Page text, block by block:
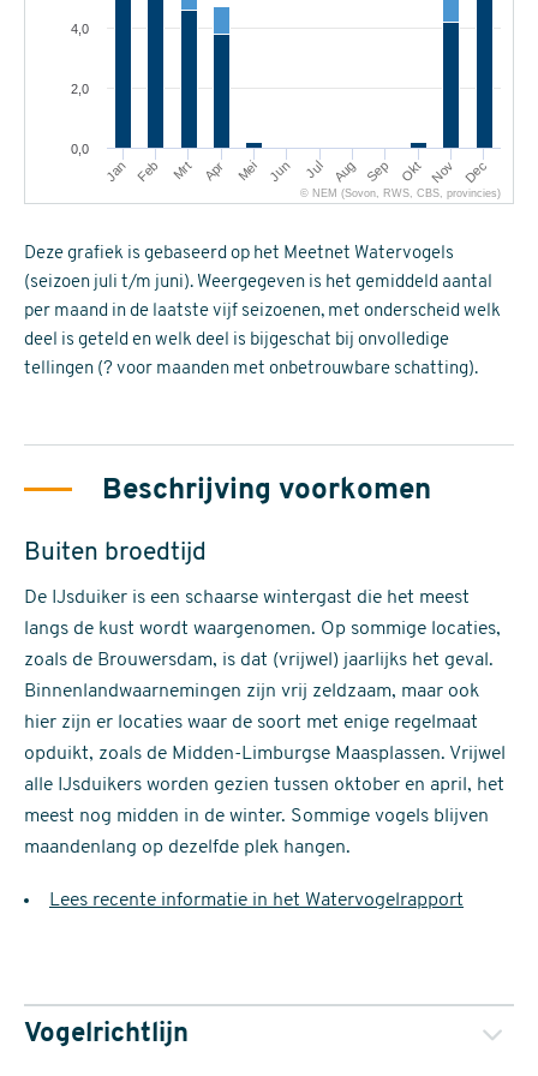
Jan Feb Mrt Apr Mei Jun Jul Aug Sep Okt Nov Dec
0,0
2,0
4,0
© NEM (Sovon, RWS, CBS, provincies)
Deze grafiek is gebaseerd op het Meetnet Watervogels
(seizoen juli t/m juni). Weergegeven is het gemiddeld aantal
per maand in de laatste vijf seizoenen, met onderscheid welk
deel is geteld en welk deel is bijgeschat bij onvolledige
tellingen (? voor maanden met onbetrouwbare schatting).
Beschrijving voorkomen
Buiten broedtijd
De IJsduiker is een schaarse wintergast die het meest
langs de kust wordt waargenomen. Op sommige locaties,
zoals de Brouwersdam, is dat (vrijwel) jaarlijks het geval.
Binnenlandwaarnemingen zijn vrij zeldzaam, maar ook
hier zijn er locaties waar de soort met enige regelmaat
opduikt, zoals de Midden-Limburgse Maasplassen. Vrijwel
alle IJsduikers worden gezien tussen oktober en april, het
meest nog midden in de winter. Sommige vogels blijven
maandenlang op dezelfde plek hangen.
Lees recente informatie in het Watervogelrapport
Vogelrichtlijn